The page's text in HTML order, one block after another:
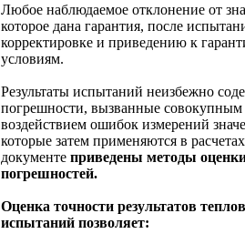
Любое наблюдаемое отклонение от
которое дана гарантия, после
корректировке и приведению к
условиям.
Результаты испытаний неизбежно
погрешности, вызванные совокупным
воздействием ошибок измерений
которые затем применяются в
документе приведены методы
погрешностей.
Оценка точности результатов
испытаний позволяет: